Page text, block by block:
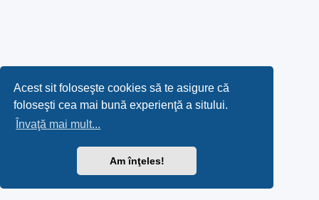
Acest sit foloseşte cookies să te asigure că
foloseşti cea mai bună experienţă a sitului.
Învaţă mai mult...
Am înţeles!